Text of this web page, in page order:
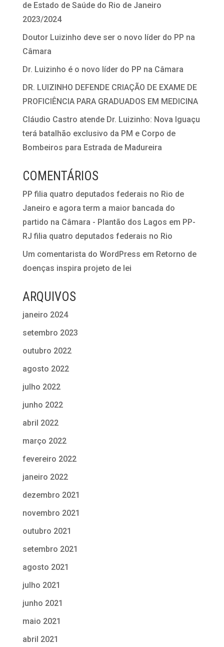
de Estado de Saúde do Rio de Janeiro
2023/2024
Doutor Luizinho deve ser o novo líder do PP na
Câmara
Dr. Luizinho é o novo líder do PP na Câmara
DR. LUIZINHO DEFENDE CRIAÇÃO DE EXAME DE
PROFICIÊNCIA PARA GRADUADOS EM MEDICINA
Cláudio Castro atende Dr. Luizinho: Nova Iguaçu
terá batalhão exclusivo da PM e Corpo de
Bombeiros para Estrada de Madureira
COMENTÁRIOS
PP filia quatro deputados federais no Rio de
Janeiro e agora term a maior bancada do
partido na Câmara - Plantão dos Lagos em PP-
RJ filia quatro deputados federais no Rio
Um comentarista do WordPress em Retorno de
doenças inspira projeto de lei
ARQUIVOS
janeiro 2024
setembro 2023
outubro 2022
agosto 2022
julho 2022
junho 2022
abril 2022
março 2022
fevereiro 2022
janeiro 2022
dezembro 2021
novembro 2021
outubro 2021
setembro 2021
agosto 2021
julho 2021
junho 2021
maio 2021
abril 2021